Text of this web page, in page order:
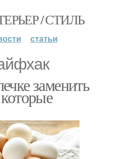
/ СТИЛЬ
статьи
заменить